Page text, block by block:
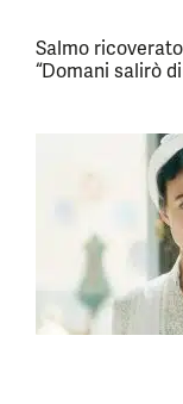
Salmo
“Domani salirò